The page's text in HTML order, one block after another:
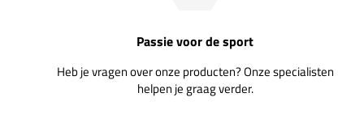
Passie voor de sport
Heb je vragen over onze producten? Onze specialisten
helpen je graag verder.